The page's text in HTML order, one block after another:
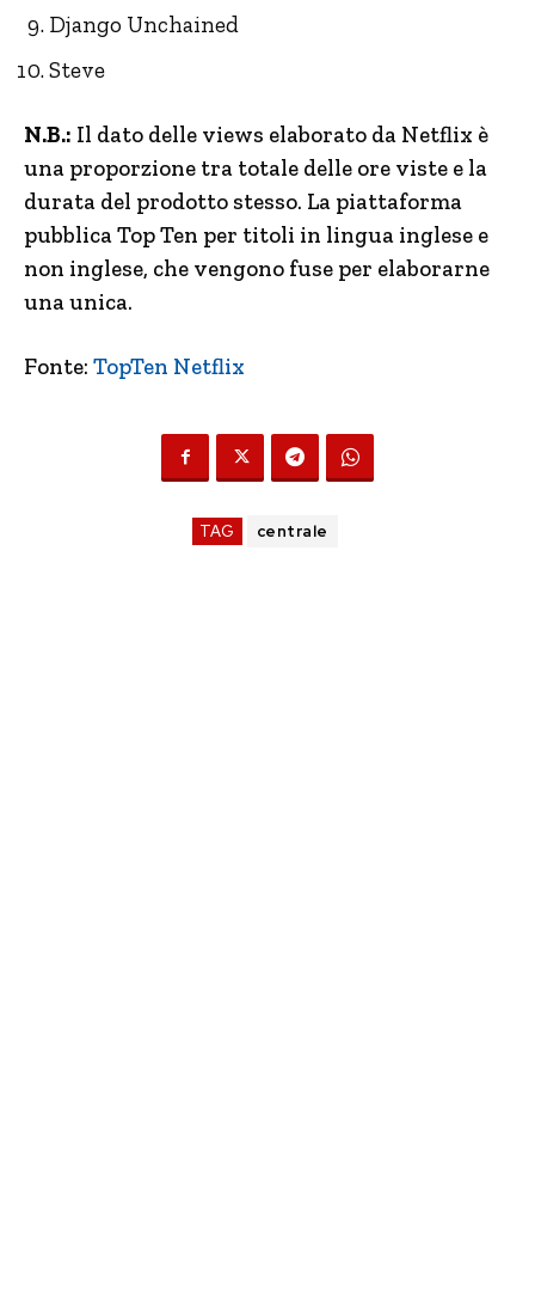
Django Unchained
Steve
N.B.: Il dato delle views elaborato da Netflix è
una proporzione tra totale delle ore viste e la
durata del prodotto stesso. La piattaforma
pubblica Top Ten per titoli in lingua inglese e
non inglese, che vengono fuse per elaborarne
una unica.
Fonte: TopTen Netflix
TAG centrale